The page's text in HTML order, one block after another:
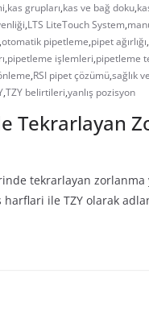
,kas grupları,kas ve bağ doku,
,LTS LiteTouch System,
,otomatik pipetleme,pipet ağırlığı,
,pipetleme işlemleri,pipetleme
,RSI pipet çözümü,sağlık
,TZY belirtileri,yanlış pozisyon
Tekrarlayan
tekrarlayan
ile TZY olarak